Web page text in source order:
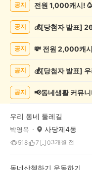
어
공지 전원 1,000캐시!
공지
공지
공지
공지 📢동네생활 커뮤
우리 동네 둘레길
박영옥 사당제4동
518 7 03개월 전
동네산첵하기 운동하기